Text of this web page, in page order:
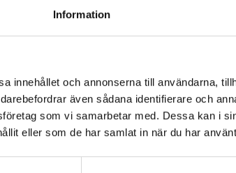
Information
innehållet och annonserna till användarna,
även sådana identifierare och
som vi samarbetar med. Dessa kan i
eller som de har samlat in när du har
BA Trading. Våra Kraftöverföring till
volvodelar till kraftöverföring för alla